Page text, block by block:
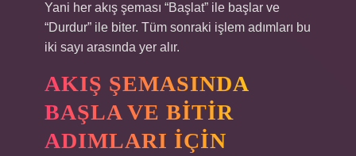
Yani her akış şeması “Başlat” ile başlar ve
“Durdur” ile biter. Tüm sonraki işlem adımları bu
iki sayı arasında yer alır.
AKIŞ ŞEMASINDA
BAŞLA VE BITIR
ADIMLARI IÇIN